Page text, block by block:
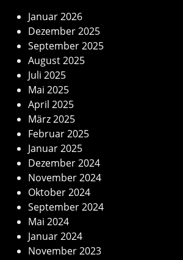
Januar 2026
Dezember 2025
September 2025
August 2025
Juli 2025
Mai 2025
April 2025
März 2025
Februar 2025
Januar 2025
Dezember 2024
November 2024
Oktober 2024
September 2024
Mai 2024
Januar 2024
November 2023